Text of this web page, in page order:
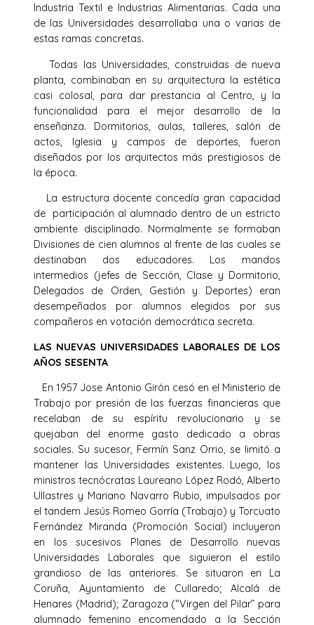
Industria Textil e Industrias Alimentarias. Cada una
de las Universidades desarrollaba una o varias de
estas ramas concretas.
Todas las Universidades, construidas de nueva
planta, combinaban en su arquitectura la estética
casi colosal, para dar prestancia al Centro, y la
funcionalidad para el mejor desarrollo de la
enseñanza. Dormitorios, aulas, talleres, salón de
actos, Iglesia y campos de deportes, fueron
diseñados por los arquitectos más prestigiosos de
la época.
La estructura docente concedía gran capacidad
de participación al alumnado dentro de un estricto
ambiente disciplinado. Normalmente se formaban
Divisiones de cien alumnos al frente de las cuales se
destinaban dos educadores. Los mandos
intermedios (jefes de Sección, Clase y Dormitorio,
Delegados de Orden, Gestión y Deportes) eran
desempeñados por alumnos elegidos por sus
compañeros en votación democrática secreta.
LAS NUEVAS UNIVERSIDADES LABORALES DE LOS
AÑOS SESENTA
En 1957 Jose Antonio Girón cesó en el Ministerio de
Trabajo por presión de las fuerzas financieras que
recelaban de su espíritu revolucionario y se
quejaban del enorme gasto dedicado a obras
sociales. Su sucesor, Fermín Sanz Orrio, se limitó a
mantener las Universidades existentes. Luego, los
ministros tecnócratas Laureano López Rodó, Alberto
Ullastres y Mariano Navarro Rubio, impulsados por
el tandem Jesús Romeo Gorría (Trabajo) y Torcuato
Fernández Miranda (Promoción Social) incluyeron
en los sucesivos Planes de Desarrollo nuevas
Universidades Laborales que siguieron el estilo
grandioso de las anteriores. Se situaron en La
Coruña, Ayuntamiento de Cullaredo; Alcalá de
Henares (Madrid); Zaragoza (“Virgen del Pilar” para
alumnado femenino encomendado a la Sección